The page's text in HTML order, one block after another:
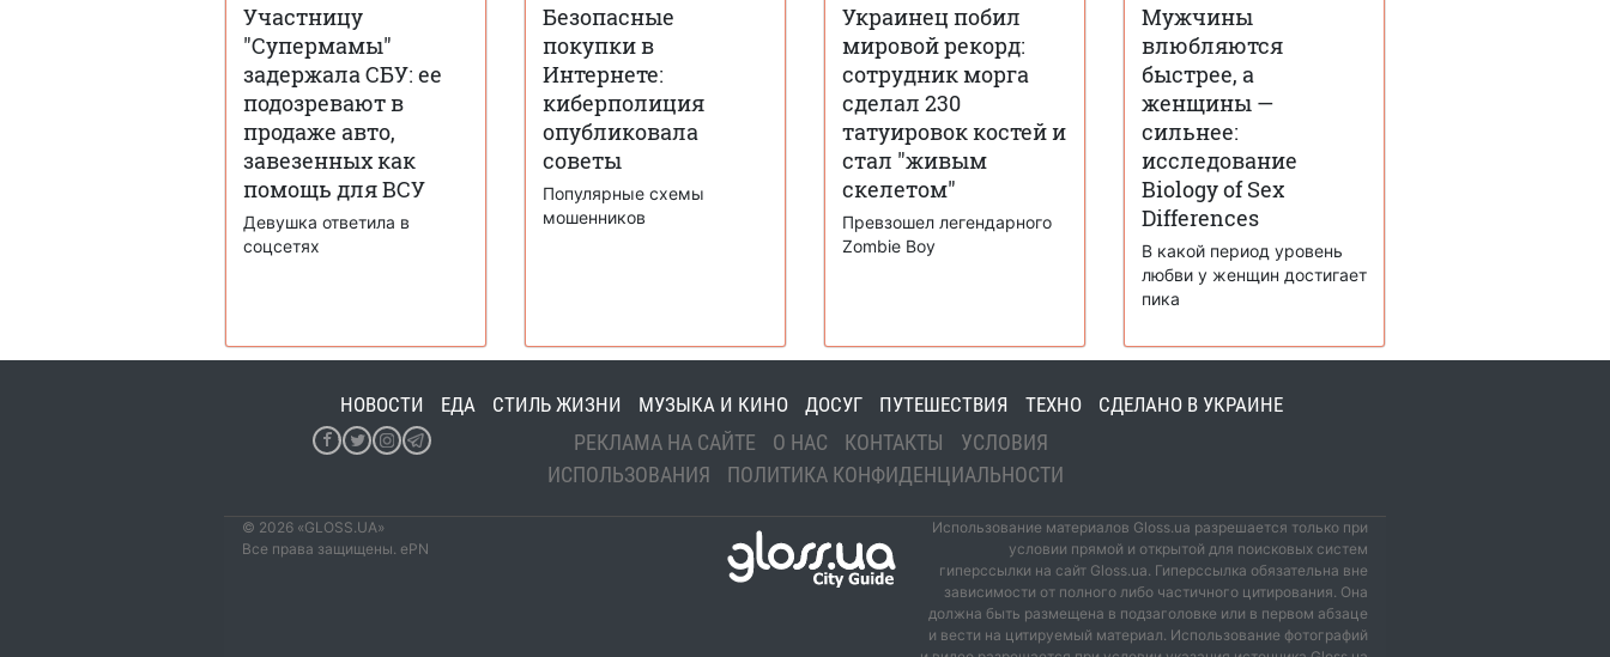
Участницу
"Супермамы"
задержала СБУ: ее
подозревают в
продаже авто,
завезенных как
помощь для ВСУ
Девушка ответила в
соцсетях
Безопасные
покупки в
Интернете:
киберполиция
опубликовала
советы
Популярные схемы
мошенников
Украинец побил
мировой рекорд:
сотрудник морга
сделал 230
татуировок костей и
стал "живым
скелетом"
Превзошел легендарного
Zombie Boy
Мужчины
влюбляются
быстрее, а
женщины —
сильнее:
исследование
Biology of Sex
Differences
В какой период уровень
любви у женщин достигает
пика
НОВОСТИ ЕДА СТИЛЬ ЖИЗНИ МУЗЫКА И КИНО ДОСУГ ПУТЕШЕСТВИЯ ТЕХНО СДЕЛАНО В УКРАИНЕ
РЕКЛАМА НА САЙТЕ О НАС КОНТАКТЫ
УСЛОВИЯ
ИСПОЛЬЗОВАНИЯ
ПОЛИТИКА КОНФИДЕНЦИАЛЬНОСТИ
© 2026 «GLOSS.UA»
Все права защищены. ePN
Использование материалов Gloss.ua разрешается только при
условии прямой и открытой для поисковых систем
гиперссылки на сайт Gloss.ua. Гиперссылка обязательна вне
зависимости от полного либо частичного цитирования. Она
должна быть размещена в подзаголовке или в первом абзаце
и вести на цитируемый материал. Использование фотографий